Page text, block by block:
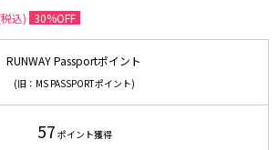
込) 30%OFF
RUNWAY Passportポイント
(旧：MS PASSPORTポイント)
57 ポイント獲得